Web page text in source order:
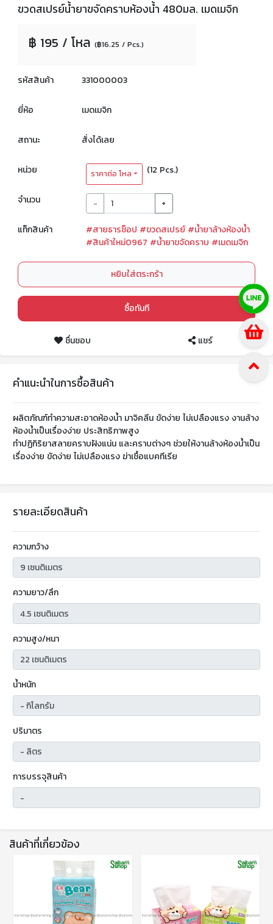
ขวดสเปรย์น้ำยาขจัดคราบห้องน้ำ 480มล. เมดเมจิก
฿ 195 / โหล (฿16.25 / Pcs.)
รหัสสินค้า 331000003
ยี่ห้อ เมดเมจิก
สถานะ สั่งได้เลย
หน่วย ราคาต่อ โหล (12 Pcs.)
จำนวน - +
แท็กสินค้า #สายธารช็อป #ขวดสเปรย์ #น้ำยาล้างห้องน้ำ
#สินค้าใหม่0967 #น้ำยาขจัดคราบ #เมดเมจิก
หยิบใส่ตระกร้า
ซื้อทันที
ชื่นชอบ แชร์
คำแนะนำในการซื้อสินค้า
ผลิตภัณฑ์ทำความสะอาดห้องน้ำ มาจิคลีน ขัดง่าย ไม่เปลืองแรง งานล้าง
ห้องน้ำเป็นเรื่องง่าย ประสิทธิภาพสูง
ทำปฏิกิริยาสลายคราบฝังแน่น และคราบต่างๆ ช่วยให้งานล้างห้องน้ำเป็น
เรื่องง่าย ขัดง่าย ไม่เปลืองแรง ฆ่าเชื้อแบคทีเรีย
รายละเอียดสินค้า
ความกว้าง
ความยาว/ลึก
ความสูง/หนา
น้ำหนัก
ปริมาตร
การบรรจุสินค้า
สินค้าที่เกี่ยวข้อง